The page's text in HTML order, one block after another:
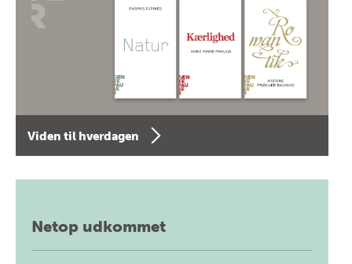
Viden til hverdagen
Netop udkommet